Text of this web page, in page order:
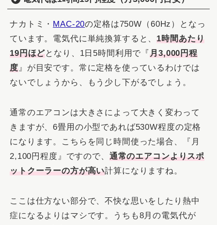
ナカトミ・ MAC‐20の定格は750W（60Hz）となっ
ています。電気代に単純換算すると、1時間あたり
19円ほどとなり、1日5時間利用で『月3,000円程
度』が目安です。常に定格を使っているわけでは
ないでしょうから、もう少し下がるでしょう。
通常のエアコンは大きさによって大きく変わって
きますが、6畳用の小型であれば530W程度の定格
になります。こちらを同じ時間使った場合、『月
2,100円程度』ですので、 通常のエアコンよりスポ
ットクーラーの方が高い計算になりますね。
ここは仕方ない部分で、不快な思いをしたり熱中
症になるよりはマシです。うちも8月の電気代が